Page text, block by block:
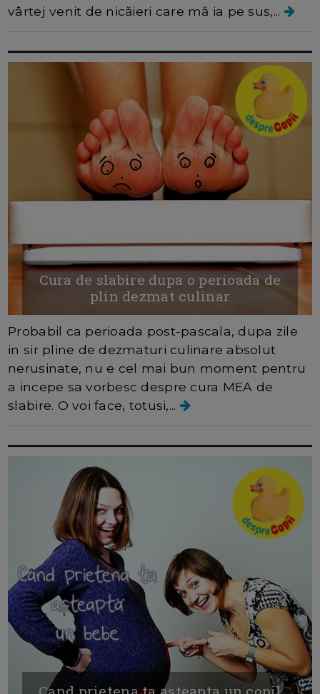
vârtej venit de nicăieri care mă ia pe sus,...
Cura de slabire dupa o perioada de
plin dezmat culinar
Probabil ca perioada post-pascala, dupa zile
in sir pline de dezmaturi culinare absolut
nerusinate, nu e cel mai bun moment pentru
a incepe sa vorbesc despre cura MEA de
slabire. O voi face, totusi,...